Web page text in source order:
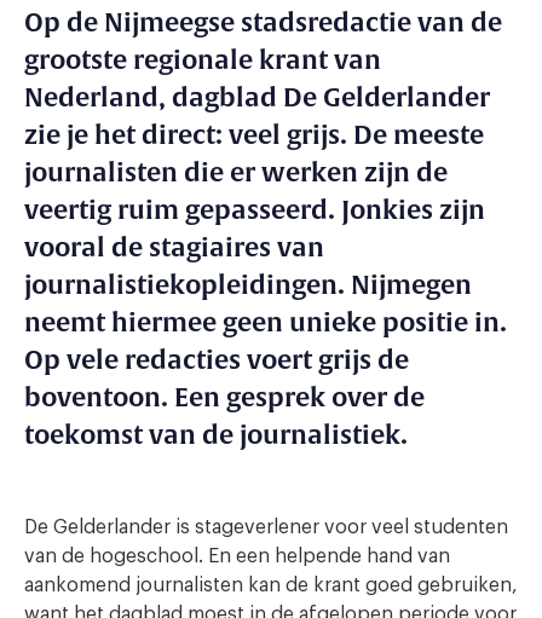
Op de Nijmeegse stadsredactie van de
grootste regionale krant van
Nederland, dagblad De Gelderlander
zie je het direct: veel grijs. De meeste
journalisten die er werken zijn de
veertig ruim gepasseerd. Jonkies zijn
vooral de stagiaires van
journalistiekopleidingen. Nijmegen
neemt hiermee geen unieke positie in.
Op vele redacties voert grijs de
boventoon. Een gesprek over de
toekomst van de journalistiek.
De Gelderlander is stageverlener voor veel studenten
van de hogeschool. En een helpende hand van
aankomend journalisten kan de krant goed gebruiken,